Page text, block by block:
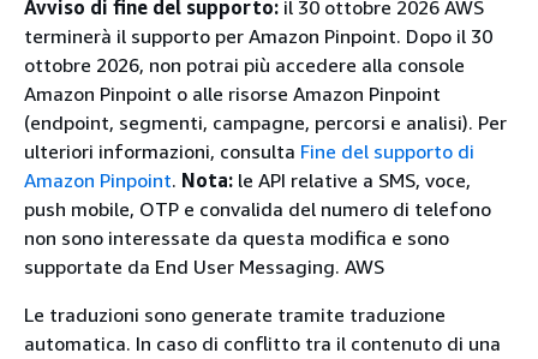
Avviso di fine del supporto: il 30 ottobre 2026 AWS
terminerà il supporto per Amazon Pinpoint. Dopo il 30
ottobre 2026, non potrai più accedere alla console
Amazon Pinpoint o alle risorse Amazon Pinpoint
(endpoint, segmenti, campagne, percorsi e analisi). Per
ulteriori informazioni, consulta Fine del supporto di
Amazon Pinpoint. Nota: le API relative a SMS, voce,
push mobile, OTP e convalida del numero di telefono
non sono interessate da questa modifica e sono
supportate da End User Messaging. AWS
Le traduzioni sono generate tramite traduzione
automatica. In caso di conflitto tra il contenuto di una